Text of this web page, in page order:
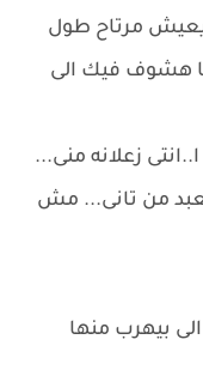
يعيش مرتاح طول
هشوف فيك الى
زعلانه منى...
من تانى... مش
بيهرب منها